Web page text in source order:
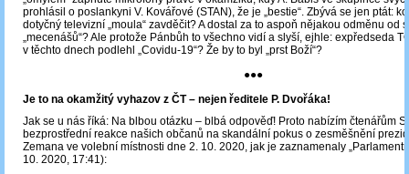
prohlásil o poslankyni V. Kovářové (STAN), že je „bestie“. Zbývá se jen ptát:
dotyčný televizní „moula“ zavděčit? A dostal za to aspoň nějakou odměnu od
„mecenášů“? Ale protože Pánbůh to všechno vidí a slyší, ejhle: expředseda
v těchto dnech podlehl „Covidu-19“? Že by to byl „prst Boží“?
●●●
Je to na okamžitý vyhazov z ČT – nejen ředitele P. Dvořáka!
Jak se u nás říká: Na blbou otázku – blbá odpověď! Proto nabízím čtenářům
bezprostřední reakce našich občanů na skandální pokus o zesměšnění
Zemana ve volební místnosti dne 2. 10. 2020, jak je zaznamenaly
10. 2020, 17:41):